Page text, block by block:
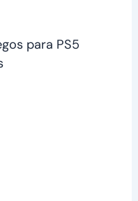
para PS5